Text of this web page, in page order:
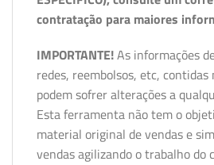
contratação para maiores
IMPORTANTE!As informações
redes, reembolsos, etc, contidas
podem sofrer alterações a
Esta ferramenta não tem o
material original de vendas e
vendas agilizando o trabalho do